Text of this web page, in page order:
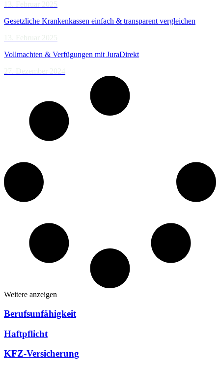
Gesetzliche Krankenkassen einfach & transparent vergleichen
Vollmachten & Verfügungen mit JuraDirekt
Weitere anzeigen
Berufsunfähigkeit
Haftpflicht
KFZ-Versicherung